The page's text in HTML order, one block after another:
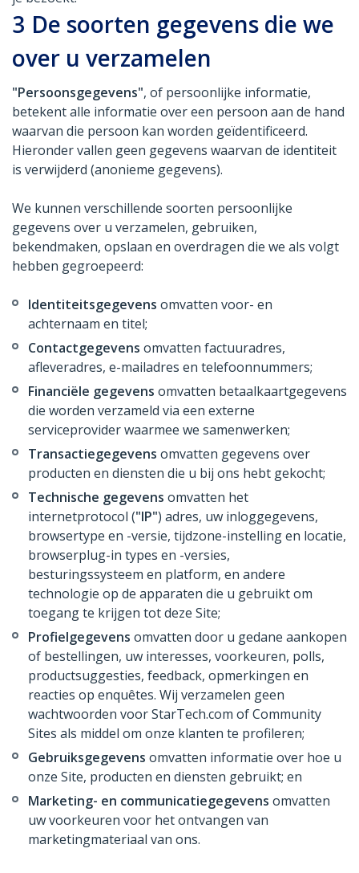
3 De soorten gegevens die we
over u verzamelen
"Persoonsgegevens", of persoonlijke informatie,
betekent alle informatie over een persoon aan de hand
waarvan die persoon kan worden geïdentificeerd.
Hieronder vallen geen gegevens waarvan de identiteit
is verwijderd (anonieme gegevens).
We kunnen verschillende soorten persoonlijke
gegevens over u verzamelen, gebruiken,
bekendmaken, opslaan en overdragen die we als volgt
hebben gegroepeerd:
Identiteitsgegevens omvatten voor- en
achternaam en titel;
Contactgegevens omvatten factuuradres,
afleveradres, e-mailadres en telefoonnummers;
Financiële gegevens omvatten betaalkaartgegevens
die worden verzameld via een externe
serviceprovider waarmee we samenwerken;
Transactiegegevens omvatten gegevens over
producten en diensten die u bij ons hebt gekocht;
Technische gegevens omvatten het
internetprotocol ("IP") adres, uw inloggegevens,
browsertype en -versie, tijdzone-instelling en locatie,
browserplug-in types en -versies,
besturingssysteem en platform, en andere
technologie op de apparaten die u gebruikt om
toegang te krijgen tot deze Site;
Profielgegevens omvatten door u gedane aankopen
of bestellingen, uw interesses, voorkeuren, polls,
productsuggesties, feedback, opmerkingen en
reacties op enquêtes. Wij verzamelen geen
wachtwoorden voor StarTech.com of Community
Sites als middel om onze klanten te profileren;
Gebruiksgegevens omvatten informatie over hoe u
onze Site, producten en diensten gebruikt; en
Marketing- en communicatiegegevens omvatten
uw voorkeuren voor het ontvangen van
marketingmateriaal van ons.